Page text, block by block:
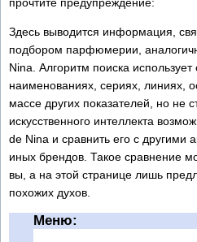
прочтите предупреждение:
Здесь выводится информация,
подбором парфюмерии,
Nina. Алгоритм поиска
наименованиях, сериях, линиях,
массе других показателей, но не
искусственного интеллекта
de Nina и сравнить его с другими
иных брендов. Такое сравнение
вы, а на этой странице лишь
похожих духов.
Меню: